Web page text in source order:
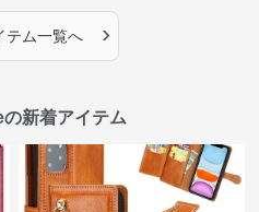
テム一覧へ ›
新着アイテム